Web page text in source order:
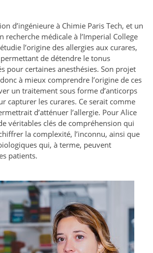
d’ingénieure à Chimie Paris Tech, et un
recherche médicale à l’Imperial College
l’origine des allergies aux curares,
de détendre le tonus
pour certaines anesthésies. Son projet
à mieux comprendre l’origine de ces
un traitement sous forme d’anticorps
capturer les curares. Ce serait comme
d’atténuer l’allergie. Pour Alice
véritables clés de compréhension qui
la complexité, l’inconnu, ainsi que
qui, à terme, peuvent
patients.